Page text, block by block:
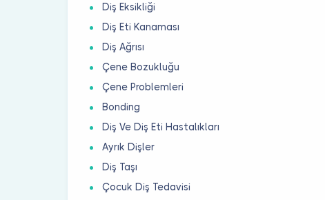
Diş Eksikliği
Diş Eti Kanaması
Diş Ağrısı
Çene Bozukluğu
Çene Problemleri
Bonding
Diş Ve Diş Eti Hastalıkları
Ayrık Dişler
Diş Taşı
Çocuk Diş Tedavisi